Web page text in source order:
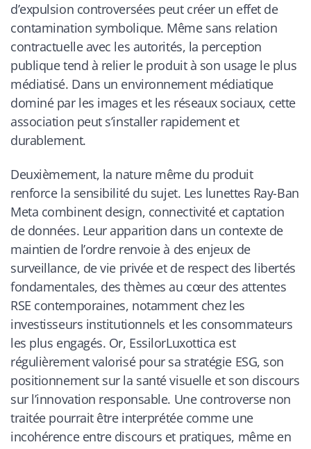
d’expulsion controversées peut créer un effet de
contamination symbolique. Même sans relation
contractuelle avec les autorités, la perception
publique tend à relier le produit à son usage le plus
médiatisé. Dans un environnement médiatique
dominé par les images et les réseaux sociaux, cette
association peut s’installer rapidement et
durablement.
Deuxièmement, la nature même du produit
renforce la sensibilité du sujet. Les lunettes Ray-Ban
Meta combinent design, connectivité et captation
de données. Leur apparition dans un contexte de
maintien de l’ordre renvoie à des enjeux de
surveillance, de vie privée et de respect des libertés
fondamentales, des thèmes au cœur des attentes
RSE contemporaines, notamment chez les
investisseurs institutionnels et les consommateurs
les plus engagés. Or, EssilorLuxottica est
régulièrement valorisé pour sa stratégie ESG, son
positionnement sur la santé visuelle et son discours
sur l’innovation responsable. Une controverse non
traitée pourrait être interprétée comme une
incohérence entre discours et pratiques, même en